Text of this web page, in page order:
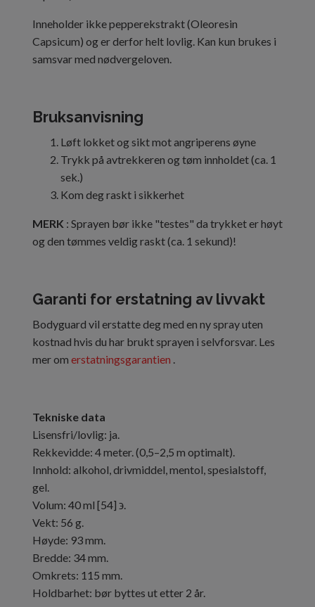
Inneholder ikke pepperekstrakt (Oleoresin
Capsicum) og er derfor helt lovlig. Kan kun brukes i
samsvar med nødvergeloven.
Bruksanvisning
Løft lokket og sikt mot angriperens øyne
Trykk på avtrekkeren og tøm innholdet (ca. 1
sek.)
Kom deg raskt i sikkerhet
MERK : Sprayen bør ikke "testes" da trykket er høyt
og den tømmes veldig raskt (ca. 1 sekund)!
Garanti for erstatning av livvakt
Bodyguard vil erstatte deg med en ny spray uten
kostnad hvis du har brukt sprayen i selvforsvar. Les
mer om erstatningsgarantien
Tekniske data
Lisensfri/lovlig: ja.
Rekkevidde: 4 meter. (0,5–2,5 m optimalt).
Innhold: alkohol, drivmiddel, mentol, spesialstoff,
gel.
Volum: 40 ml [54] ϶.
Vekt: 56 g.
Høyde: 93 mm.
Bredde: 34 mm.
Omkrets: 115 mm.
Holdbarhet: bør byttes ut etter 2 år.